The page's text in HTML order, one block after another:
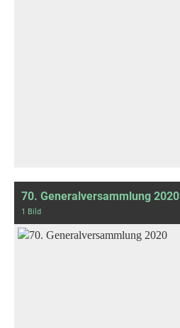
70. Generalversammlung 2020
1 Bild